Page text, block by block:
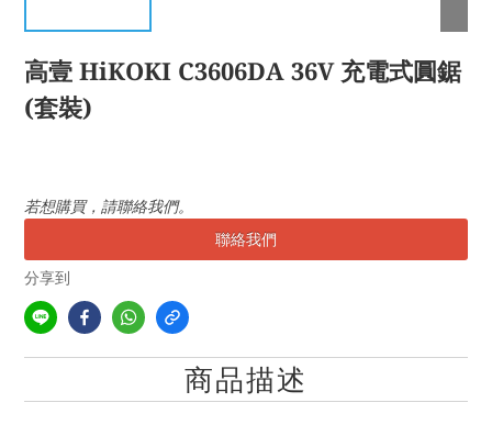
高壹 HiKOKI C3606DA 36V 充電式圓鋸
(套裝)
若想購買，請聯絡我們。
聯絡我們
分享到
商品描述